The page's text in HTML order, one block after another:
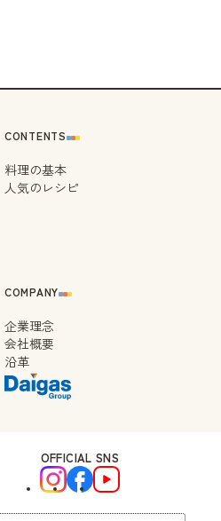
CONTENTS
料理の基本
人気のレシピ
COMPANY
企業理念
会社概要
沿革
OFFICIAL SNS